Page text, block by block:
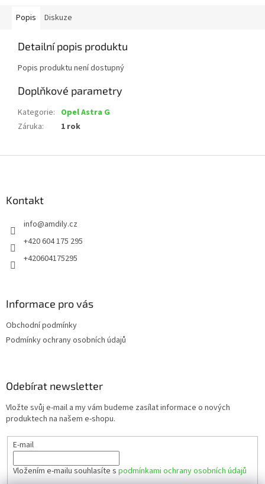
Popis Diskuze
Detailní popis produktu
Popis produktu není dostupný
Doplňkové parametry
Kategorie: Opel Astra G
Záruka: 1 rok
Kontakt
info@amdily.cz
+420 604 175 295
+420604175295
Informace pro vás
Obchodní podmínky
Podmínky ochrany osobních údajů
Odebírat newsletter
Vložte svůj e-mail a my vám budeme zasílat informace o nových
produktech na našem e-shopu.
E-mail
Vložením e-mailu souhlasíte s podmínkami ochrany osobních údajů